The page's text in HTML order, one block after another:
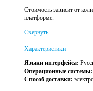
Стоимость зависит от
платформе.
Свернуть
Характеристики
Языки интерфейса:
Операционные системы:
Способ доставки: